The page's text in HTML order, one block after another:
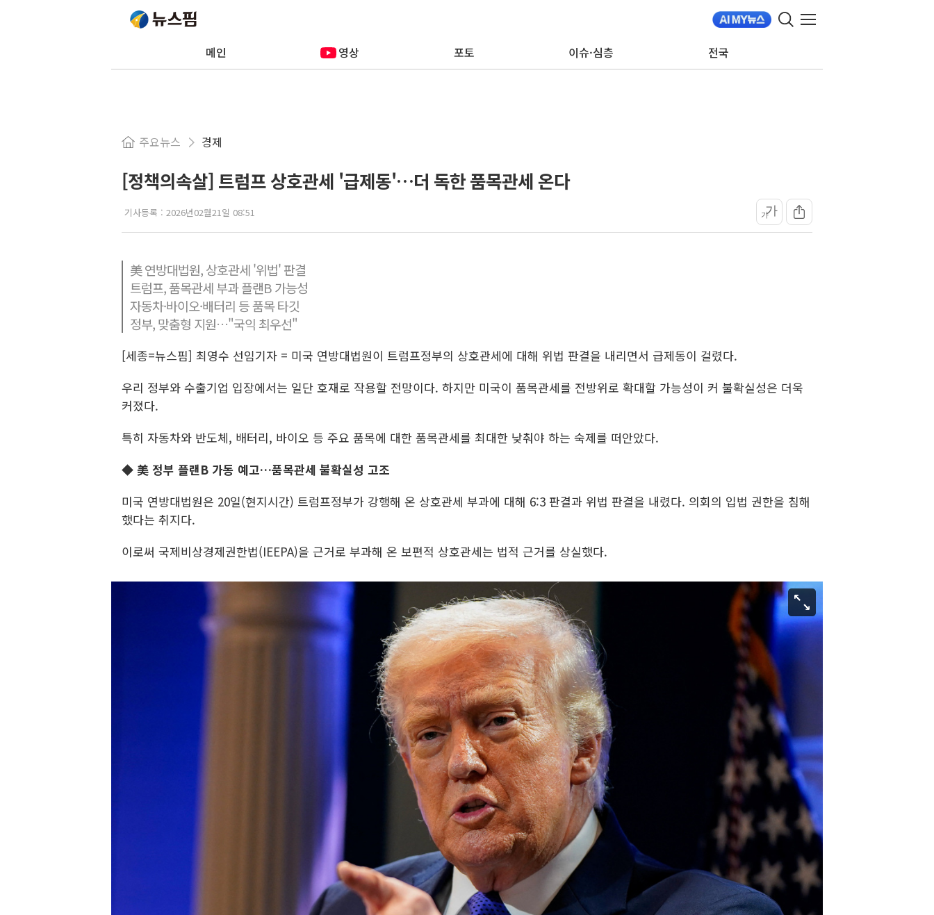
메인 영상 포토 이슈·심층 전국
주요뉴스 경제
[정책의속살] 트럼프 상호관세 '급제동'…더 독한 품목관세 온다
기사등록 : 2026년02월21일 08:51 가가
美 연방대법원, 상호관세 '위법' 판결
트럼프, 품목관세 부과 플랜B 가능성
자동차·바이오·배터리 등 품목 타깃
정부, 맞춤형 지원…"국익 최우선"
[세종=뉴스핌] 최영수 선임기자 = 미국 연방대법원이 트럼프정부의 상호관세에 대해 위법 판결을 내리면서 급제동이 걸렸다.
우리 정부와 수출기업 입장에서는 일단 호재로 작용할 전망이다. 하지만 미국이 품목관세를 전방위로 확대할 가능성이 커 불확실성은 더욱
커졌다.
특히 자동차와 반도체, 배터리, 바이오 등 주요 품목에 대한 품목관세를 최대한 낮춰야 하는 숙제를 떠안았다.
◆ 美 정부 플랜B 가동 예고…품목관세 불확실성 고조
미국 연방대법원은 20일(현지시간) 트럼프정부가 강행해 온 상호관세 부과에 대해 6:3 판결과 위법 판결을 내렸다. 의회의 입법 권한을 침해
했다는 취지다.
이로써 국제비상경제권한법(IEEPA)을 근거로 부과해 온 보편적 상호관세는 법적 근거를 상실했다.